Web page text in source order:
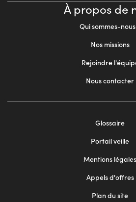
À propos de
Qui sommes-
Nos missions
Rejoindre
Nous contacter
Glossaire
Portail veille
Mentions légales
Appels d'offres
Plan du site